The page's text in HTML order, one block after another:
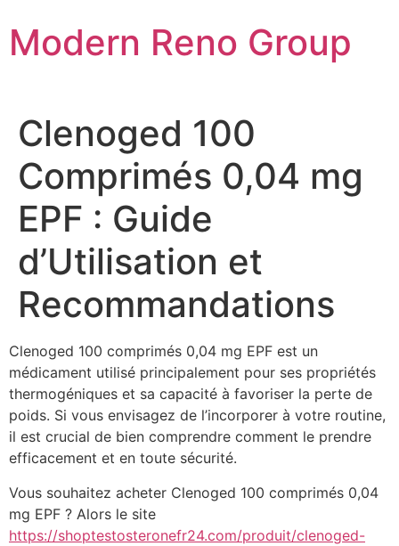
to
content
Modern Reno Group
Clenoged 100
Comprimés 0,04 mg
EPF : Guide
d’Utilisation et
Recommandations
Clenoged 100 comprimés 0,04 mg EPF est un
médicament utilisé principalement pour ses propriétés
thermogéniques et sa capacité à favoriser la perte de
poids. Si vous envisagez de l’incorporer à votre routine,
il est crucial de bien comprendre comment le prendre
efficacement et en toute sécurité.
Vous souhaitez acheter Clenoged 100 comprimés 0,04
mg EPF ? Alors le site
https://shoptestosteronefr24.com/produit/clenoged-